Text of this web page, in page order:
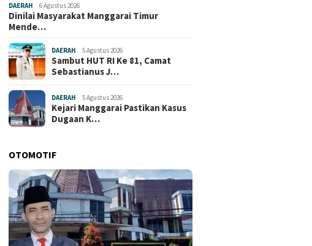
DAERAH 6 Agustus 2026
Dinilai Masyarakat Manggarai Timur
Mende…
DAERAH 5 Agustus 2026
Sambut HUT RI Ke 81, Camat
Sebastianus J…
DAERAH 5 Agustus 2026
Kejari Manggarai Pastikan Kasus
Dugaan K…
OTOMOTIF